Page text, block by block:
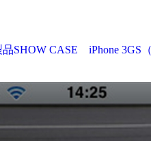
SHOW CASE iPhone 3GS